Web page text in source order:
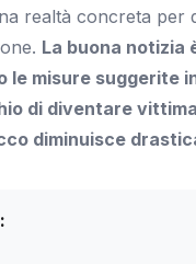
realtà concreta per
La buona notizia
le misure suggerite
di diventare
diminuisce